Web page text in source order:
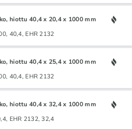
hiottu 40,4 x 20,4 x 1000 mm
40,4, EHR 2132
hiottu 40,4 x 25,4 x 1000 mm
40,4, EHR 2132
hiottu 40,4 x 32,4 x 1000 mm
EHR 2132, 32,4